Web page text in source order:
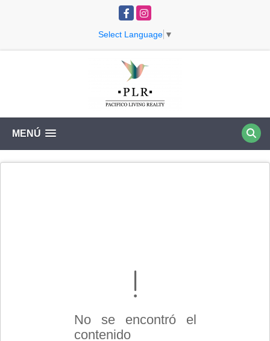
FacebookInstagram
Select Language ▼
MENÚ
No se encontró el
contenido